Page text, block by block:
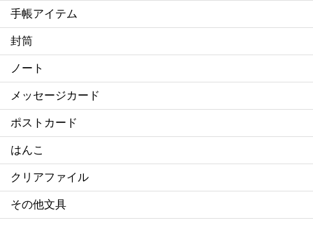
手帳アイテム
封筒
ノート
メッセージカード
ポストカード
はんこ
クリアファイル
その他文具